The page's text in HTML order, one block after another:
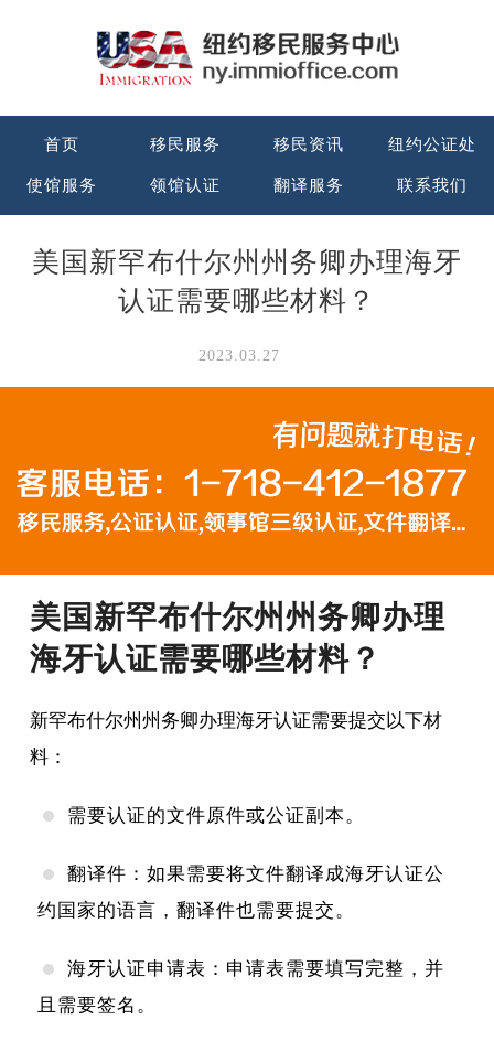
首页 移民服务 移民资讯 纽约公证处
使馆服务 领馆认证 翻译服务 联系我们
美国新罕布什尔州州务卿办理海牙
认证需要哪些材料？
2023.03.27
美国新罕布什尔州州务卿办理
海牙认证需要哪些材料？
新罕布什尔州州务卿办理海牙认证需要提交以下材
料：
需要认证的文件原件或公证副本。
翻译件：如果需要将文件翻译成海牙认证公
约国家的语言，翻译件也需要提交。
海牙认证申请表：申请表需要填写完整，并
且需要签名。